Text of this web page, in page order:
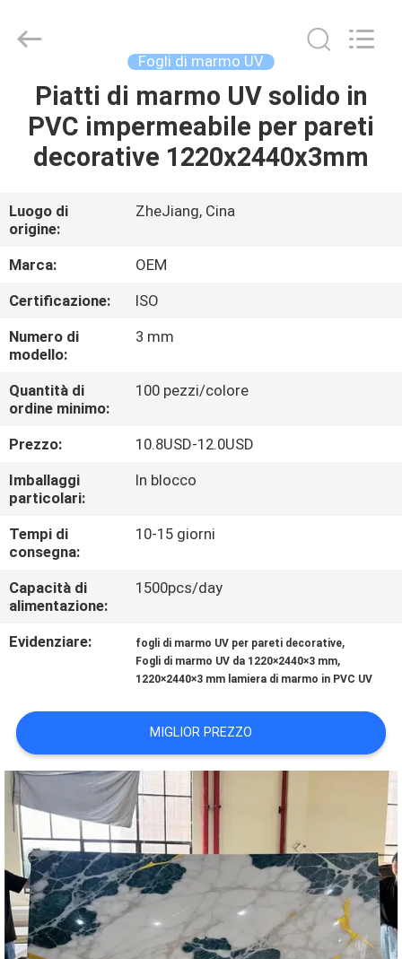
CASA
PRODOTTI
CIRCA
NOI
GIRO
DELLA
FABBRICA
CONTROLLO
DI
QUALITÀ
CONTATTICI
RICHIEDA
CITAZIONE
MAPPA
DEL
SITO
PRIVACY
POLICY
Building
Material
Fogli di marmo UV
Piatti di marmo UV solido in
PVC impermeabile per pareti
decorative 1220x2440x3mm
Luogo di
origine:
ZheJiang, Cina
Marca:
OEM
Certificazione:
ISO
Numero di
modello:
3 mm
Quantità di
ordine minimo:
100 pezzi/colore
Prezzo:
10.8USD-12.0USD
Imballaggi
particolari:
In blocco
Tempi di
consegna:
10-15 giorni
Capacità di
alimentazione:
1500pcs/day
Evidenziare: fogli di marmo UV per pareti decorative,
Fogli di marmo UV da 1220×2440×3 mm,
1220×2440×3 mm lamiera di marmo in PVC UV
MIGLIOR PREZZO